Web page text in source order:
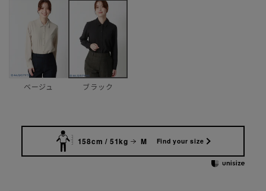
ベージュ ブラック
158cm / 51kg M Find your size